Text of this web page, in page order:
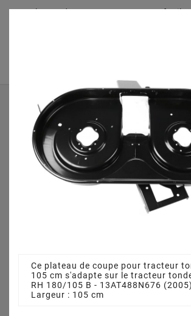
Plateaudecoupe.com : Trouver
Accueil
Plateau de coupe
Plateau de coupe 105 cm 68304059A
180/105 B - 13AT488N676
Ce plateau de coupe pour tracteur
105 cm s'adapte sur le tracteur
RH 180/105 B - 13AT488N676 (2005)
Largeur : 105 cm